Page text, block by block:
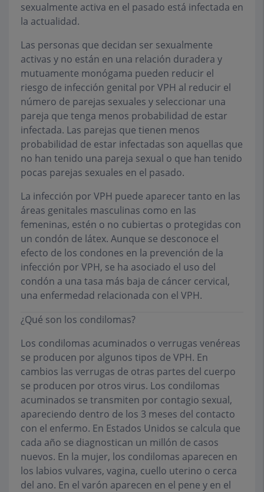
sexualmente activa en el pasado está infectada en
la actualidad.
Las personas que decidan ser sexualmente
activas y no están en una relación duradera y
mutuamente monógama pueden reducir el
riesgo de infección genital por VPH al reducir el
número de parejas sexuales y seleccionar una
pareja que tenga menos probabilidad de estar
infectada. Las parejas que tienen menos
probabilidad de estar infectadas son aquellas que
no han tenido una pareja sexual o que han tenido
pocas parejas sexuales en el pasado.
La infección por VPH puede aparecer tanto en las
áreas genitales masculinas como en las
femeninas, estén o no cubiertas o protegidas con
un condón de látex. Aunque se desconoce el
efecto de los condones en la prevención de la
infección por VPH, se ha asociado el uso del
condón a una tasa más baja de cáncer cervical,
una enfermedad relacionada con el VPH.
¿Qué son los condilomas?
Los condilomas acuminados o verrugas venéreas
se producen por algunos tipos de VPH. En
cambios las verrugas de otras partes del cuerpo
se producen por otros virus. Los condilomas
acuminados se transmiten por contagio sexual,
apareciendo dentro de los 3 meses del contacto
con el enfermo. En Estados Unidos se calcula que
cada año se diagnostican un millón de casos
nuevos. En la mujer, los condilomas aparecen en
los labios vulvares, vagina, cuello uterino o cerca
del ano. En el varón aparecen en el pene y en el